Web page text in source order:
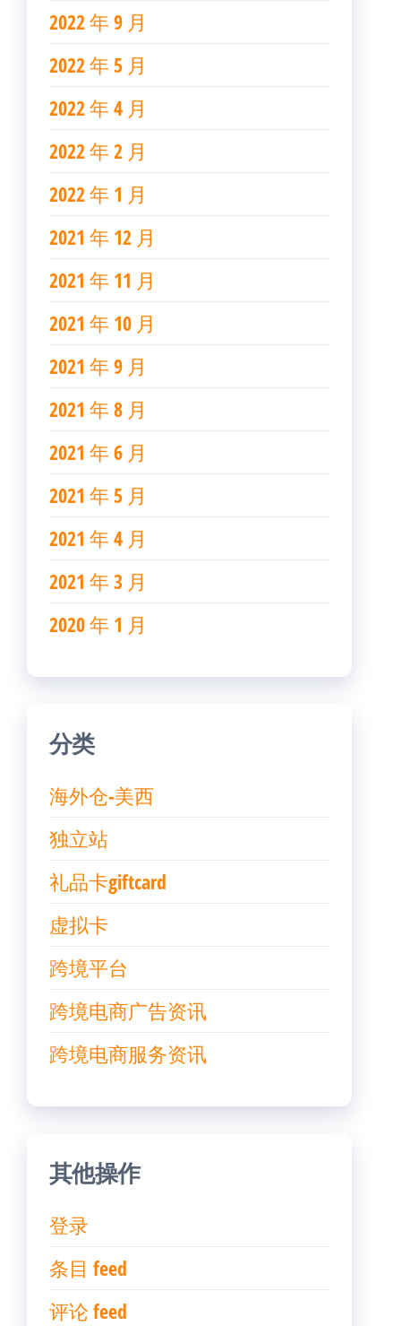
2022 年 9 月
2022 年 5 月
2022 年 4 月
2022 年 2 月
2022 年 1 月
2021 年 12 月
2021 年 11 月
2021 年 10 月
2021 年 9 月
2021 年 8 月
2021 年 6 月
2021 年 5 月
2021 年 4 月
2021 年 3 月
2020 年 1 月
分类
海外仓-美西
独立站
礼品卡giftcard
虚拟卡
跨境平台
跨境电商广告资讯
跨境电商服务资讯
其他操作
登录
条目 feed
评论 feed